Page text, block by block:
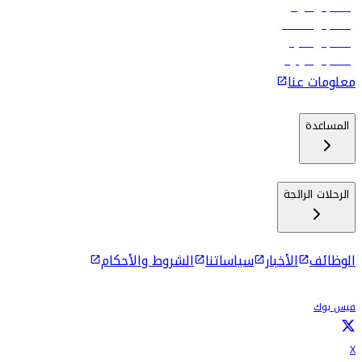
رحلات إلى الرياض
رحلات إلى مسقط
رحلات إلى ماليه
رحلات إلى كولومبو
معلومات عنا
المساعدة
الرحلات الرائجة
الوظائف الأخبار سياساتنا الشروط والأحكام
فيس بوك
X